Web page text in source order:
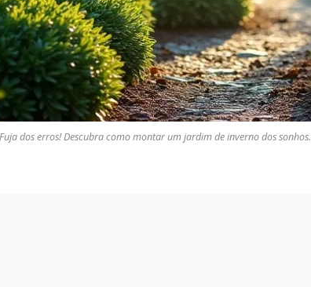
Fuja dos erros! Descubra como montar um jardim de inverno dos sonhos.